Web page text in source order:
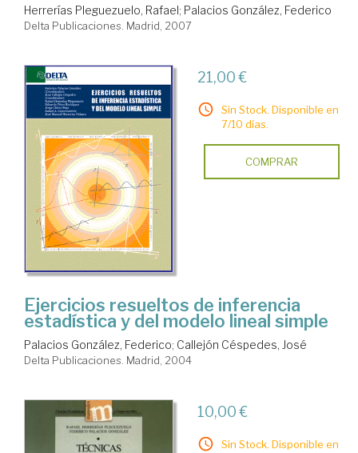
Herrerías Pleguezuelo, Rafael; Palacios González, Federico
Delta Publicaciones. Madrid, 2007
21,00 €
Sin Stock. Disponible en
7/10 días.
COMPRAR
Ejercicios resueltos de inferencia
estadística y del modelo lineal simple
Palacios González, Federico; Callejón Céspedes, José
Delta Publicaciones. Madrid, 2004
10,00 €
Sin Stock. Disponible en